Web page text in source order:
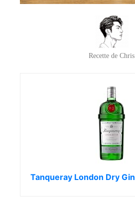
Recette de Chris
Tanqueray London Dry Gin